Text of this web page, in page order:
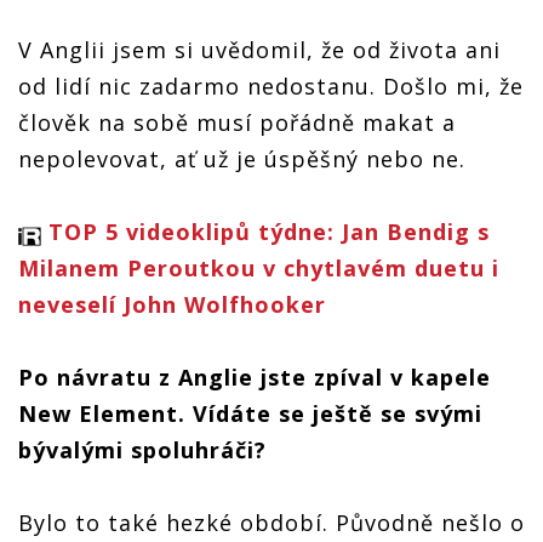
V Anglii jsem si uvědomil, že od života ani
od lidí nic zadarmo nedostanu. Došlo mi, že
člověk na sobě musí pořádně makat a
nepolevovat, ať už je úspěšný nebo ne.
TOP 5 videoklipů týdne: Jan Bendig s
Milanem Peroutkou v chytlavém duetu i
neveselí John Wolfhooker
Po návratu z Anglie jste zpíval v kapele
New Element. Vídáte se ještě se svými
bývalými spoluhráči?
Bylo to také hezké období. Původně nešlo o